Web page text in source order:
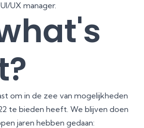
UX manager.
om in de zee van mogelijkheden
te bieden heeft. We blijven doen
jaren hebben gedaan: